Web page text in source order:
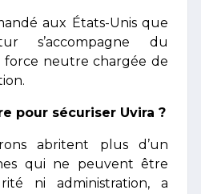
aux États-Unis que
s’accompagne du
force neutre chargée de
pour sécuriser Uvira ?
abritent plus d’un
qui ne peuvent être
ni administration, a